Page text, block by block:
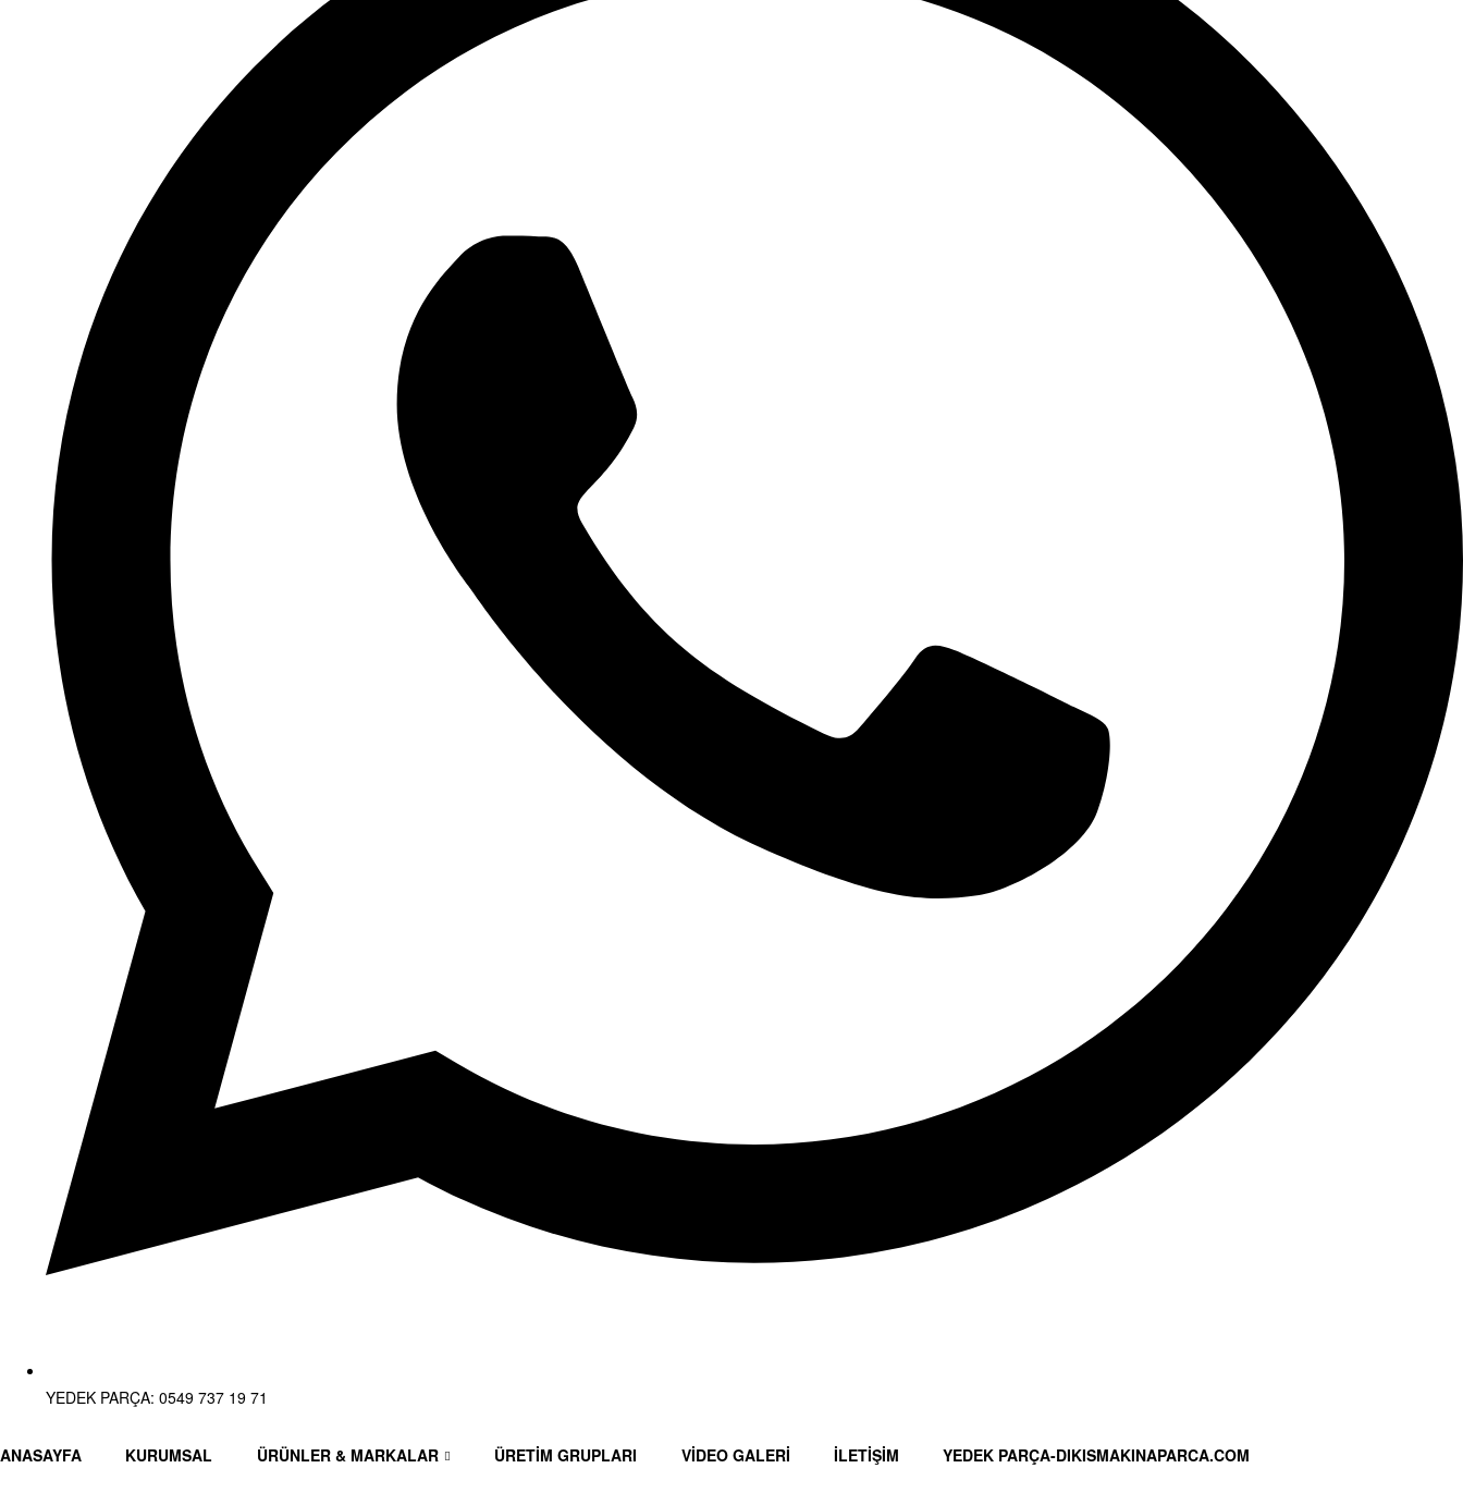
YEDEK PARÇA: 0549 737 19 71
ANASAYFA KURUMSAL ÜRÜNLER & MARKALAR ÜRETİM GRUPLARI VİDEO GALERİ İLETİŞİM YEDEK PARÇA-DIKISMAKINAPARCA.COM